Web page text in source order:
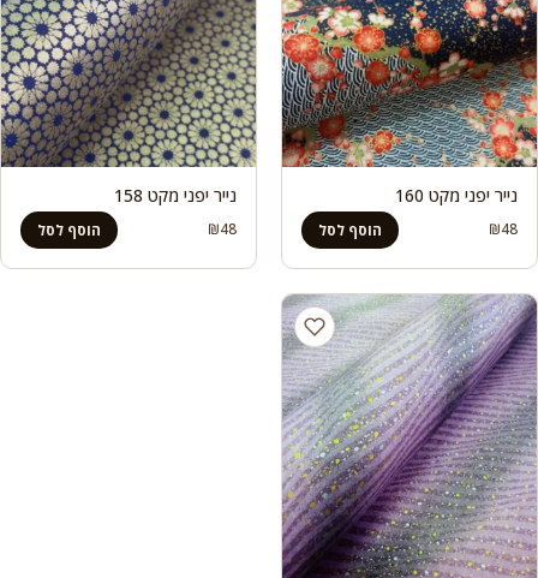
נייר יפני מקט 160
₪48 הוסף לסל
נייר יפני מקט 158
₪48 הוסף לסל